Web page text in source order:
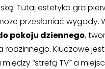
Tutaj estetyka gra
przesłaniać wygody.
pokoju dziennego,
rodzinnego. Kluczowe
“strefą TV” a